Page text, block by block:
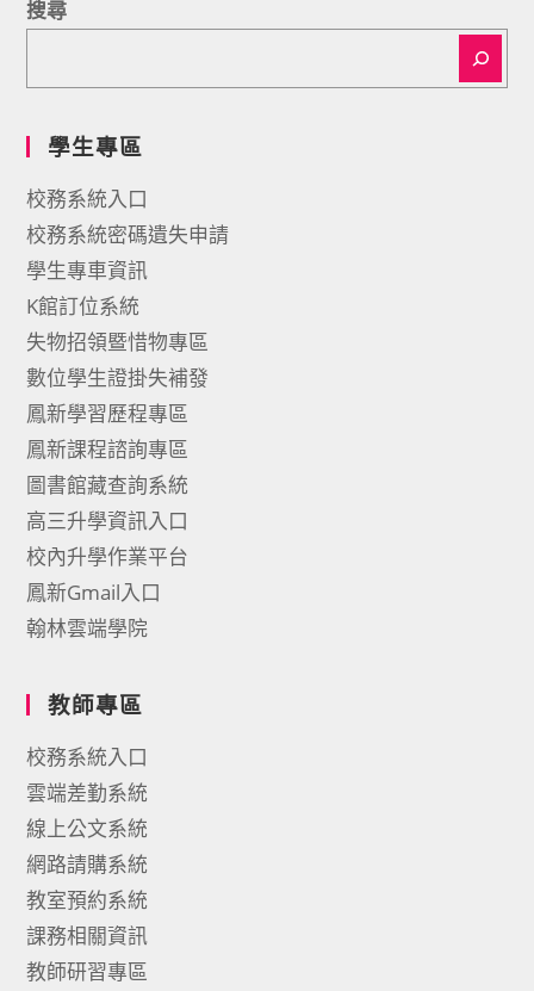
搜尋
學生專區
校務系統入口
校務系統密碼遺失申請
學生專車資訊
K館訂位系統
失物招領暨惜物專區
數位學生證掛失補發
鳳新學習歷程專區
鳳新課程諮詢專區
圖書館藏查詢系統
高三升學資訊入口
校內升學作業平台
鳳新Gmail入口
翰林雲端學院
教師專區
校務系統入口
雲端差勤系統
線上公文系統
網路請購系統
教室預約系統
課務相關資訊
教師研習專區